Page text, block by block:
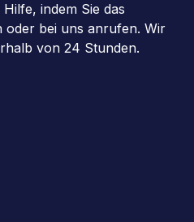
indem Sie das
oder bei uns anrufen. Wir
von 24 Stunden.